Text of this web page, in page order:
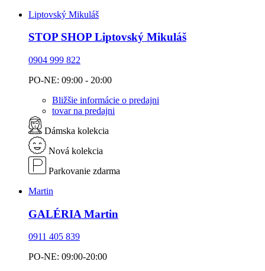
Liptovský Mikuláš
STOP SHOP Liptovský Mikuláš
0904 999 822
PO-NE: 09:00 - 20:00
Bližšie informácie o predajni
tovar na predajni
Dámska kolekcia
Nová kolekcia
Parkovanie zdarma
Martin
GALÉRIA Martin
0911 405 839
PO-NE: 09:00-20:00